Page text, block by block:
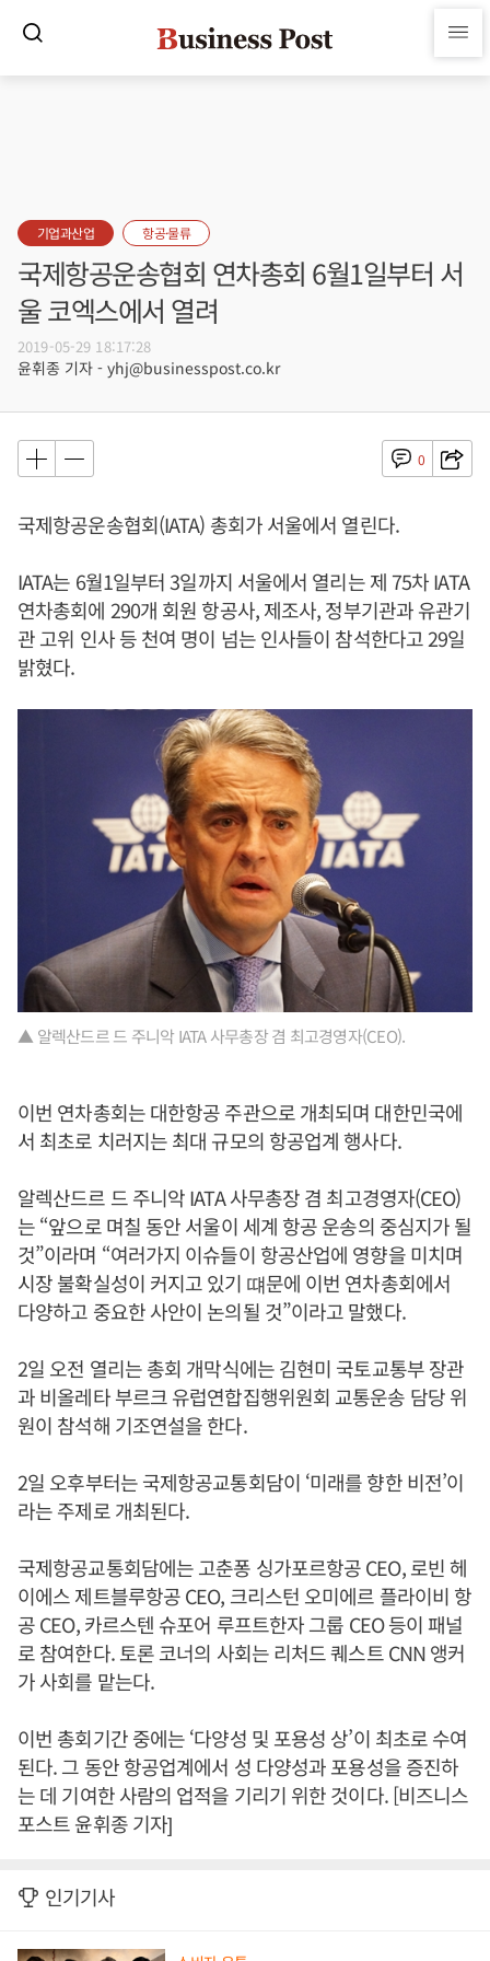
기업과산업 항공·물류
국제항공운송협회 연차총회 6월1일부터 서
울 코엑스에서 열려
2019-05-29 18:17:28
윤휘종 기자 - yhj@businesspost.co.kr
0
국제항공운송협회(IATA) 총회가 서울에서 열린다.
IATA는 6월1일부터 3일까지 서울에서 열리는 제 75차 IATA
연차총회에 290개 회원 항공사, 제조사, 정부기관과 유관기
관 고위 인사 등 천여 명이 넘는 인사들이 참석한다고 29일
밝혔다.
▲ 알렉산드르 드 주니악 IATA 사무총장 겸 최고경영자(CEO).
이번 연차총회는 대한항공 주관으로 개최되며 대한민국에
서 최초로 치러지는 최대 규모의 항공업계 행사다.
알렉산드르 드 주니악 IATA 사무총장 겸 최고경영자(CEO)
는 “앞으로 며칠 동안 서울이 세계 항공 운송의 중심지가 될
것”이라며 “여러가지 이슈들이 항공산업에 영향을 미치며
시장 불확실성이 커지고 있기 떄문에 이번 연차총회에서
다양하고 중요한 사안이 논의될 것”이라고 말했다.
2일 오전 열리는 총회 개막식에는 김현미 국토교통부 장관
과 비올레타 부르크 유럽연합집행위원회 교통운송 담당 위
원이 참석해 기조연설을 한다.
2일 오후부터는 국제항공교통회담이 ‘미래를 향한 비전’이
라는 주제로 개최된다.
국제항공교통회담에는 고춘퐁 싱가포르항공 CEO, 로빈 헤
이에스 제트블루항공 CEO, 크리스턴 오미에르 플라이비 항
공 CEO, 카르스텐 슈포어 루프트한자 그룹 CEO 등이 패널
로 참여한다. 토론 코너의 사회는 리처드 퀘스트 CNN 앵커
가 사회를 맡는다.
이번 총회기간 중에는 ‘다양성 및 포용성 상’이 최초로 수여
된다. 그 동안 항공업계에서 성 다양성과 포용성을 증진하
는 데 기여한 사람의 업적을 기리기 위한 것이다. [비즈니스
포스트 윤휘종 기자]
인기기사